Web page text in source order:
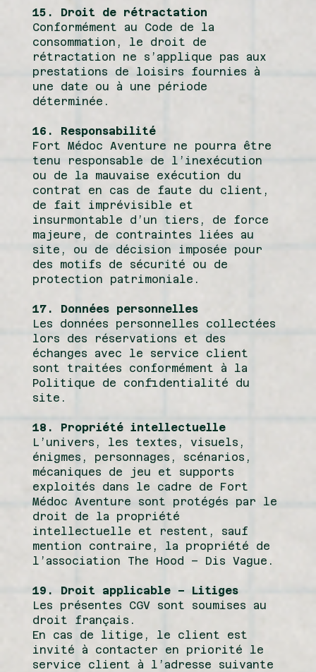
15. Droit de rétractation
Conformément au Code de la
consommation, le droit de
rétractation ne s’applique pas aux
prestations de loisirs fournies à
une date ou à une période
déterminée.
16. Responsabilité
Fort Médoc Aventure ne pourra être
tenu responsable de l’inexécution
ou de la mauvaise exécution du
contrat en cas de faute du client,
de fait imprévisible et
insurmontable d’un tiers, de force
majeure, de contraintes liées au
site, ou de décision imposée pour
des motifs de sécurité ou de
protection patrimoniale.
17. Données personnelles
Les données personnelles collectées
lors des réservations et des
échanges avec le service client
sont traitées conformément à la
Politique de confidentialité du
site.
18. Propriété intellectuelle
L’univers, les textes, visuels,
énigmes, personnages, scénarios,
mécaniques de jeu et supports
exploités dans le cadre de Fort
Médoc Aventure sont protégés par le
droit de la propriété
intellectuelle et restent, sauf
mention contraire, la propriété de
l’association The Hood – Dis Vague.
19. Droit applicable – Litiges
Les présentes CGV sont soumises au
droit français.
En cas de litige, le client est
invité à contacter en priorité le
service client à l’adresse suivante